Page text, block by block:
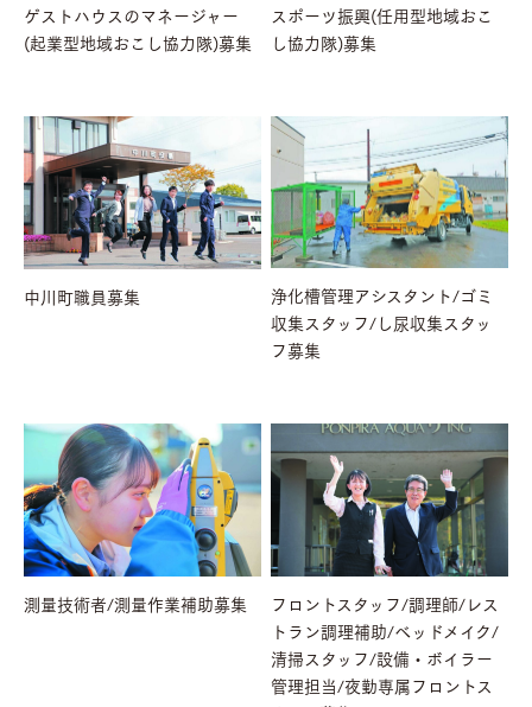
ゲストハウスのマネージャー
(起業型地域おこし協力隊)募集
スポーツ振興(任用型地域おこ
し協力隊)募集
中川町職員募集
浄化槽管理アシスタント/ゴミ
収集スタッフ/し尿収集スタッ
フ募集
測量技術者/測量作業補助募集
フロントスタッフ/調理師/レス
トラン調理補助/ベッドメイク/
清掃スタッフ/設備・ボイラー
管理担当/夜勤専属フロントス